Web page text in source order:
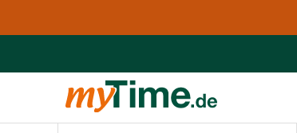
Zur Navigation springen